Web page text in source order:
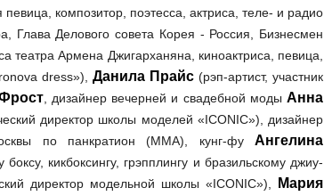
певица, композитор, поэтесса, актриса, теле- и радио
Глава Делового совета Корея - Россия, Бизнесмен
театра Армена Джигарханяна, киноактриса, певица,
dress»), Данила Прайс(рэп-артист, участник
, дизайнер вечерней и свадебной модыАнна
директор школы моделей «ICONIC»), дизайнер
по панкратион (MMA), кунг-фу Ангелина
кикбоксингу, грэпплингу и бразильскому джиу-
директор модельной школы «ICONIC»),
Мария